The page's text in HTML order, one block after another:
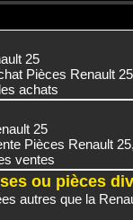
25
Pièces Renault 25
achats
25
Pièces Renault 25
ventes
ou pièces
autres que la